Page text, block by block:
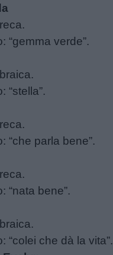
“gemma verde”.
“stella”.
“che parla bene”.
“nata bene”.
“colei che dà la vita”.